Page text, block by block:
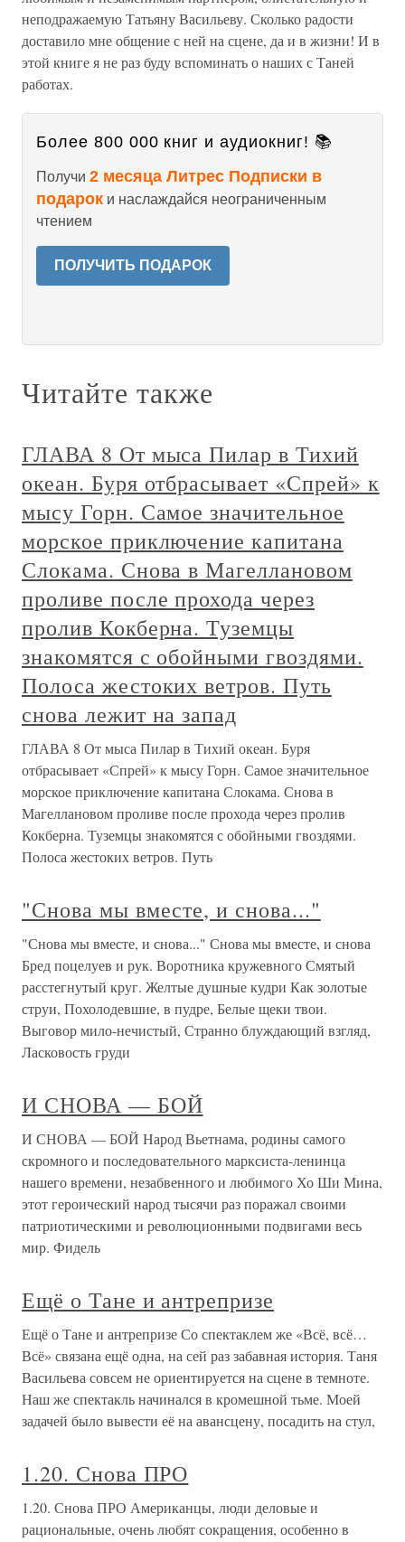
неподражаемую Татьяну Васильеву. Сколько радости
доставило мне общение с ней на сцене, да и в жизни! И в
этой книге я не раз буду вспоминать о наших с Таней
работах.
Более 800 000 книг и аудиокниг! 📚
Получи 2 месяца Литрес Подписки в
подарок и наслаждайся неограниченным
чтением
ПОЛУЧИТЬ ПОДАРОК
Читайте также
ГЛАВА 8 От мыса Пилар в Тихий
океан. Буря отбрасывает «Спрей» к
мысу Горн. Самое значительное
морское приключение капитана
Слокама. Снова в Магеллановом
проливе после прохода через
пролив Кокберна. Туземцы
знакомятся с обойными гвоздями.
Полоса жестоких ветров. Путь
снова лежит на запад
ГЛАВА 8 От мыса Пилар в Тихий океан. Буря
отбрасывает «Спрей» к мысу Горн. Самое значительное
морское приключение капитана Слокама. Снова в
Магеллановом проливе после прохода через пролив
Кокберна. Туземцы знакомятся с обойными гвоздями.
Полоса жестоких ветров. Путь
"Снова мы вместе, и снова..."
"Снова мы вместе, и снова..." Снова мы вместе, и снова
Бред поцелуев и рук. Воротника кружевного Смятый
расстегнутый круг. Желтые душные кудри Как золотые
струи, Похолодевшие, в пудре, Белые щеки твои.
Выговор мило-нечистый, Странно блуждающий взгляд,
Ласковость груди
И СНОВА — БОЙ
И СНОВА — БОЙ Народ Вьетнама, родины самого
скромного и последовательного марксиста-ленинца
нашего времени, незабвенного и любимого Хо Ши Мина,
этот героический народ тысячи раз поражал своими
патриотическими и революционными подвигами весь
мир. Фидель
Ещё о Тане и антрепризе
Ещё о Тане и антрепризе Со спектаклем же «Всё, всё…
Всё» связана ещё одна, на сей раз забавная история. Таня
Васильева совсем не ориентируется на сцене в темноте.
Наш же спектакль начинался в кромешной тьме. Моей
задачей было вывести её на авансцену, посадить на стул,
1.20. Снова ПРО
1.20. Снова ПРО Американцы, люди деловые и
рациональные, очень любят сокращения, особенно в